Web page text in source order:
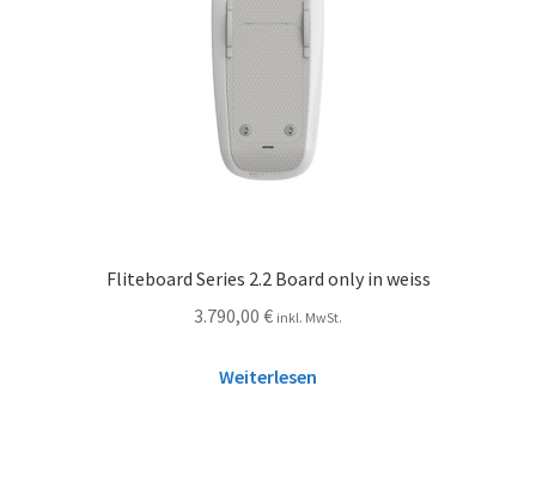
Fliteboard Series 2.2 Board only in weiss
3.790,00 € inkl. MwSt.
Weiterlesen